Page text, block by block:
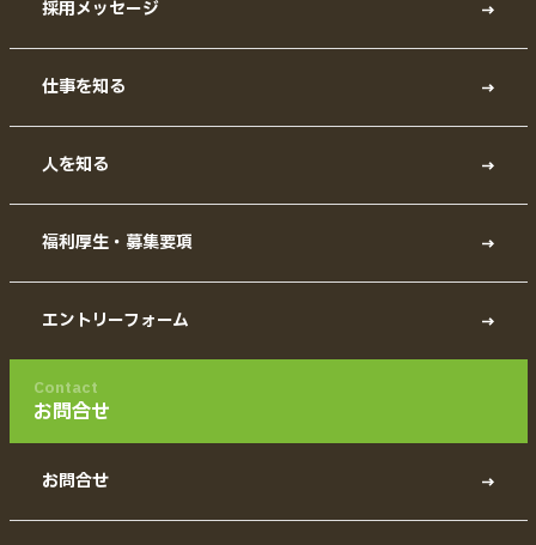
採用メッセージ
仕事を知る
人を知る
福利厚生・募集要項
エントリーフォーム
Contact
お問合せ
お問合せ